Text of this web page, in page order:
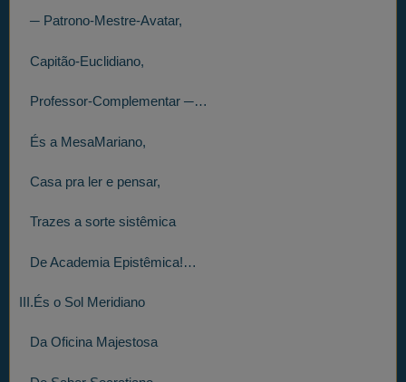
─ Patrono-Mestre-Avatar,
Capitão-Euclidiano,
Professor-Complementar ─…
És a MesaMariano,
Casa pra ler e pensar,
Trazes a sorte sistêmica
De Academia Epistêmica!…
III.És o Sol Meridiano
Da Oficina Majestosa